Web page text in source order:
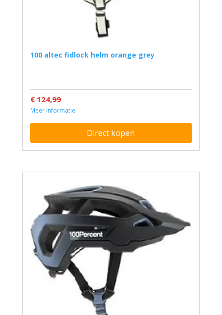
100 altec fidlock helm orange grey
€ 124,99
Meer informatie
Direct kopen